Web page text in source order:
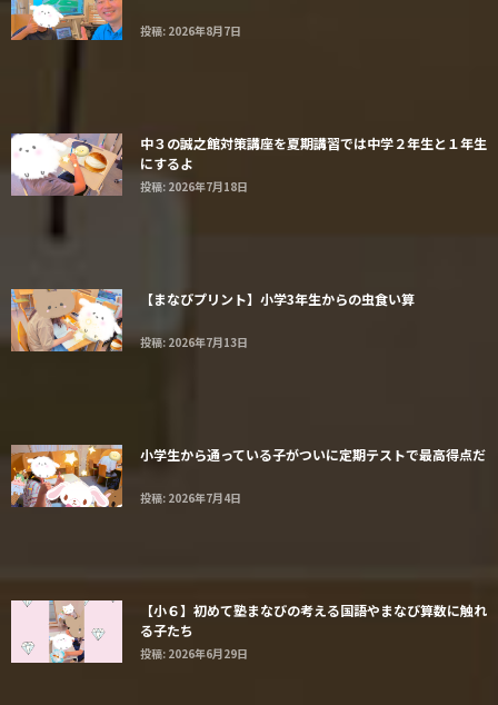
投稿: 2026年8月7日
中３の誠之館対策講座を夏期講習では中学２年生と１年生
にするよ
投稿: 2026年7月18日
【まなびプリント】小学3年生からの虫食い算
投稿: 2026年7月13日
小学生から通っている子がついに定期テストで最高得点だ
投稿: 2026年7月4日
【小６】初めて塾まなびの考える国語やまなび算数に触れ
る子たち
投稿: 2026年6月29日